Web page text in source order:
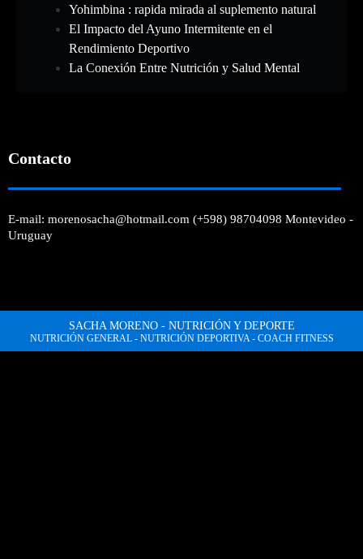
Yohimbina : rapida mirada al suplemento natural
El Impacto del Ayuno Intermitente en el
Rendimiento Deportivo
La Conexión Entre Nutrición y Salud Mental
Contacto
E-mail: morenosacha@hotmail.com (+598) 98704098 Montevideo -
Uruguay
SACHA MORENO - NUTRICIÓN Y DEPORTE
NUTRICIÓN GENERAL - NUTRICIÓN DEPORTIVA - COACH FITNESS